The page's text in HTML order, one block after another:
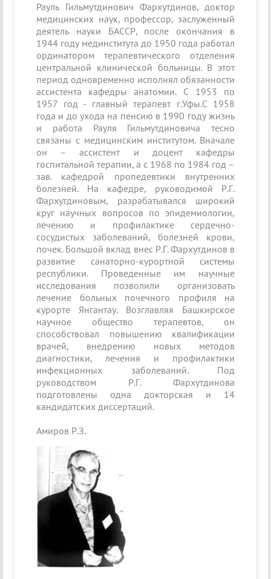
Рауль Гильмутдинович Фархутдинов, доктор
медицинских наук, профессор, заслуженный
деятель науки БАССР, после окончания в
1944 году мединститута до 1950 года работал
ординатором терапевтического отделения
центральной клинической больницы. В этот
период одновременно исполнял обязанности
ассистента кафедры анатомии. С 1953 по
1957 год - главный терапевт г.Уфы.С 1958
года и до ухода на пенсию в 1990 году жизнь
и работа Рауля Гильмутдиновича тесно
связаны с меди­цинским институтом. Вначале
он – ассистент и доцент кафедры
госпитальной терапии, а с 1968 по 1984 год –
зав. кафедрой пропедевтики внутренних
болезней. На кафедре, руководимой Р.Г.
Фархутдиновым, разрабатывался широкий
круг научных вопросов по эпидемиологии,
лечению и профилактике сердечно-
сосудистых заболеваний, болезней крови,
почек. Большой вклад внес Р.Г. Фархутдинов в
развитие санаторно-курортной системы
республики. Проведенные им научные
исследования позволили организовать
лечение больных почечного профиля на
курорте Янгантау. Возглавляя Башкирское
научное общество терапевтов, он
способствовал повышению квалификации
врачей, внедрению новых методов
диагностики, лечения и профилактики
инфекционных заболеваний. Под
руководством Р.Г. Фархутдинова
подготовлены одна докторская и 14
кандидатских диссертаций.
Амиров Р.З.